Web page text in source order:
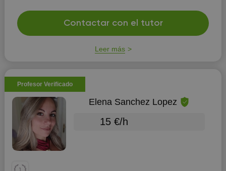
Contactar con el tutor
Leer más
Profesor Verificado
Elena Sanchez Lopez
15 €/h